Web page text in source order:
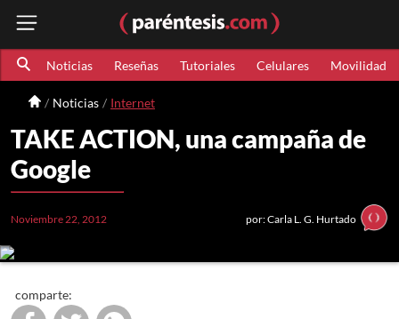
Noticias Reseñas Tutoriales Celulares Movilidad
Noticias Internet
TAKE ACTION, una campaña de
Google
Noviembre 22, 2012 por: Carla L. G. Hurtado
comparte: